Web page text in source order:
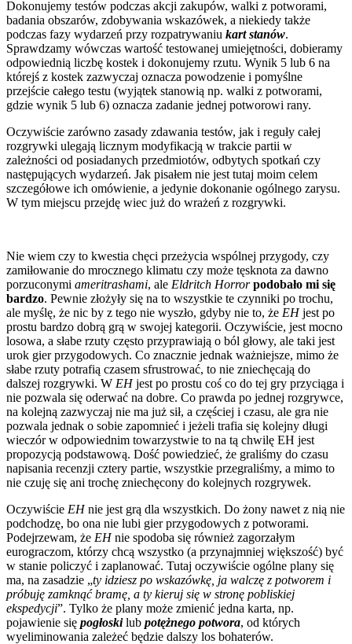
Dokonujemy testów podczas akcji zakupów, walki z potworami,
badania obszarów, zdobywania wskazówek, a niekiedy także
podczas fazy wydarzeń przy rozpatrywaniu kart stanów.
Sprawdzamy wówczas wartość testowanej umiejętności, dobieramy
odpowiednią liczbę kostek i dokonujemy rzutu. Wynik 5 lub 6 na
którejś z kostek zazwyczaj oznacza powodzenie i pomyślne
przejście całego testu (wyjątek stanowią np. walki z potworami,
gdzie wynik 5 lub 6) oznacza zadanie jednej potworowi rany.
Oczywiście zarówno zasady zdawania testów, jak i reguły całej
rozgrywki ulegają licznym modyfikacją w trakcie partii w
zależności od posiadanych przedmiotów, odbytych spotkań czy
następujących wydarzeń. Jak pisałem nie jest tutaj moim celem
szczegółowe ich omówienie, a jedynie dokonanie ogólnego zarysu.
W tym miejscu przejdę wiec już do wrażeń z rozgrywki.
Nie wiem czy to kwestia chęci przeżycia wspólnej przygody, czy
zamiłowanie do mrocznego klimatu czy może tęsknota za dawno
porzuconymi ameritrashami, ale Eldritch Horrorpodobało mi się
bardzo. Pewnie złożyły się na to wszystkie te czynniki po trochu,
ale myślę, że nic by z tego nie wyszło, gdyby nie to, że EHjest po
prostu bardzo dobrą grą w swojej kategorii. Oczywiście, jest mocno
losowa, a słabe rzuty często przyprawiają o ból głowy, ale taki jest
urok gier przygodowych. Co znacznie jednak ważniejsze, mimo że
słabe rzuty potrafią czasem sfrustrować, to nie zniechęcają do
dalszej rozgrywki. W EHjest po prostu coś co do tej gry przyciąga i
nie pozwala się oderwać na dobre. Co prawda po jednej rozgrywce,
na kolejną zazwyczaj nie ma już sił, a częściej i czasu, ale gra nie
pozwala jednak o sobie zapomnieć i jeżeli trafia się kolejny długi
wieczór w odpowiednim towarzystwie to na tą chwilę EH jest
propozycją podstawową. Dość powiedzieć, że graliśmy do czasu
napisania recenzji cztery partie, wszystkie przegraliśmy, a mimo to
nie czuję się ani trochę zniechęcony do kolejnych rozgrywek.
Oczywiście EHnie jest grą dla wszystkich. Do żony nawet z nią nie
podchodzę, bo ona nie lubi gier przygodowych z potworami.
Podejrzewam, że EHnie spodoba się również zagorzałym
eurograczom, którzy chcą wszystko (a przynajmniej większość) być
w stanie policzyć i zaplanować. Tutaj oczywiście ogólne plany się
ma, na zasadzie „ty idziesz po wskazówkę, ja walczę z potworem i
próbuję zamknąć bramę, a ty kieruj się w stronę pobliskiej
ekspedycji”. Tylko że plany może zmienić jedna karta, np.
pojawienie się pogłoskilub potężnego potwora, od których
wyeliminowania zależeć będzie dalszy los bohaterów.